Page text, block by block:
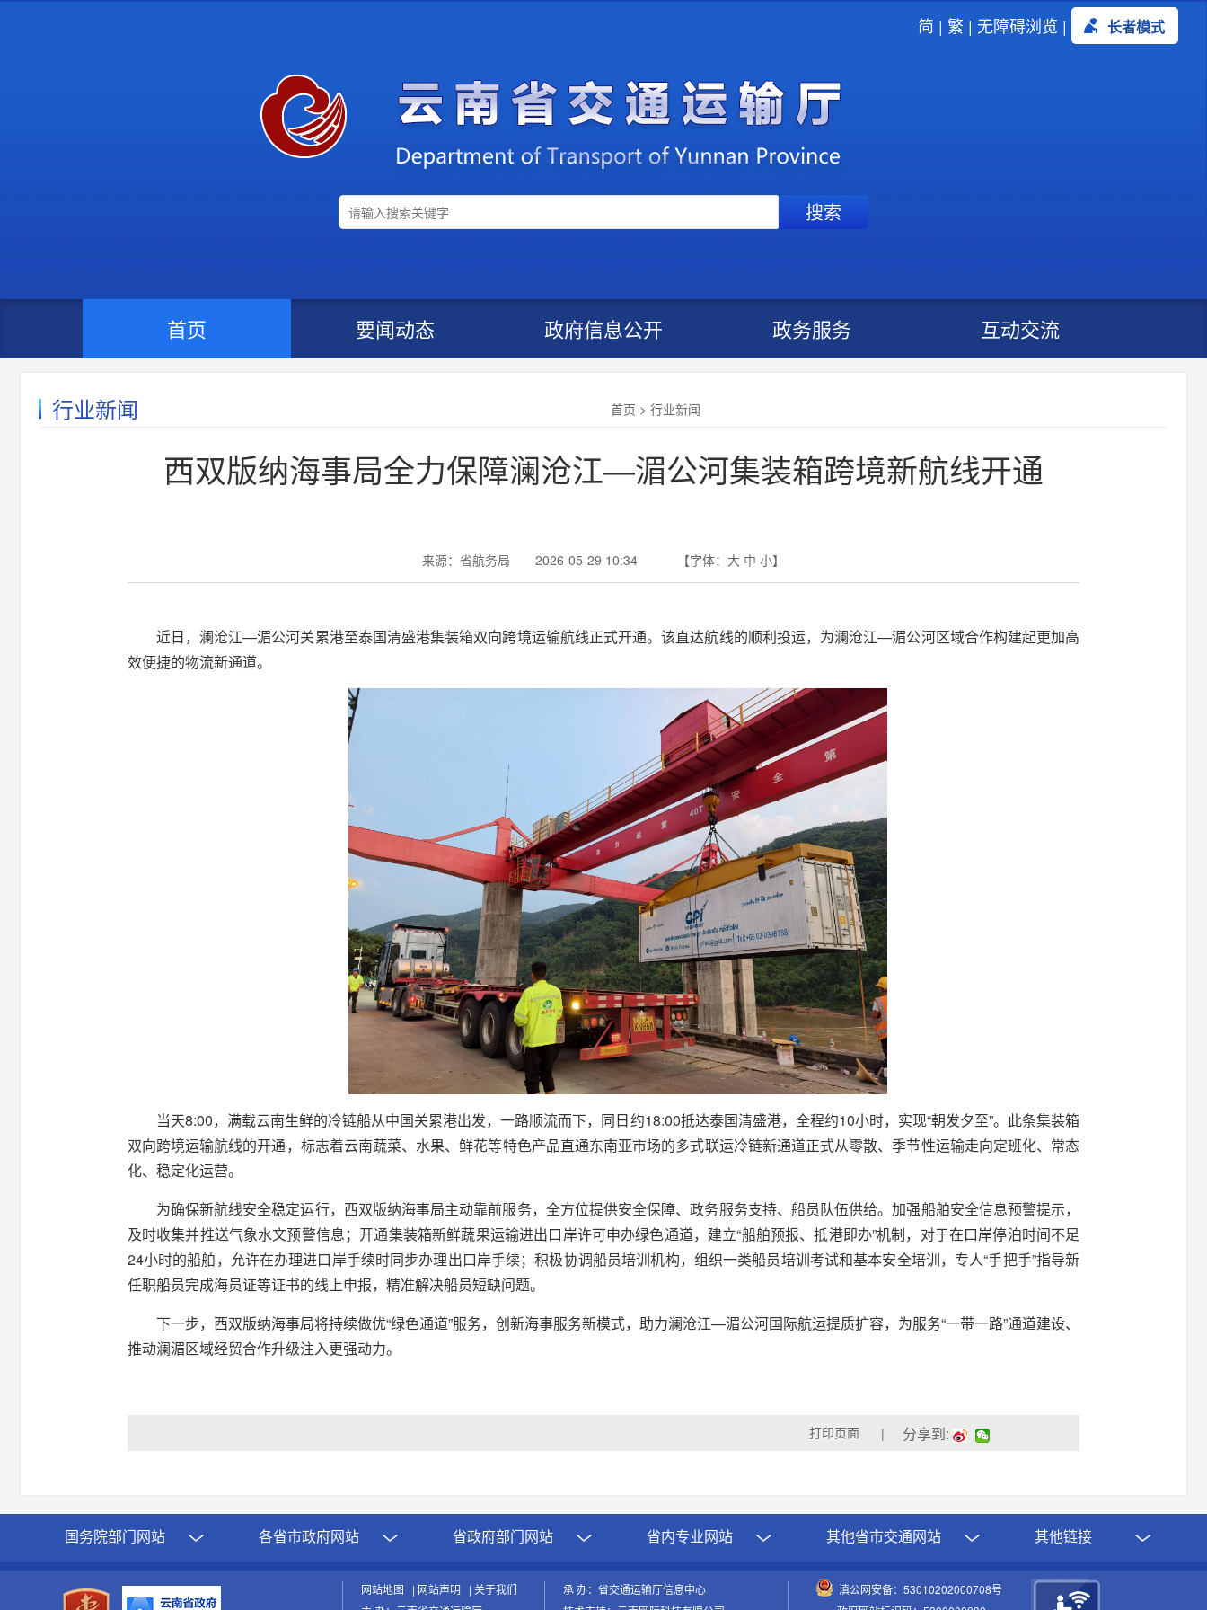
搜索
简 | 繁 | 无障碍浏览 | 长者模式
首页 要闻动态 政府信息公开 政务服务 互动交流
行业新闻 首页 > 行业新闻
西双版纳海事局全力保障澜沧江—湄公河集装箱跨境新航线开通
来源：省航务局 2026-05-29 10:34 【字体： 大 中 小】
近日，澜沧江—湄公河关累港至泰国清盛港集装箱双向跨境运输航线正式开通。该直达航线的顺利投运，为澜沧江—湄公河区域合作构建起更加高
效便捷的物流新通道。
当天8:00，满载云南生鲜的冷链船从中国关累港出发，一路顺流而下，同日约18:00抵达泰国清盛港，全程约10小时，实现“朝发夕至”。此条集装箱
双向跨境运输航线的开通，标志着云南蔬菜、水果、鲜花等特色产品直通东南亚市场的多式联运冷链新通道正式从零散、季节性运输走向定班化、常态
化、稳定化运营。
为确保新航线安全稳定运行，西双版纳海事局主动靠前服务，全方位提供安全保障、政务服务支持、船员队伍供给。加强船舶安全信息预警提示，
及时收集并推送气象水文预警信息；开通集装箱新鲜蔬果运输进出口岸许可申办绿色通道，建立“船舶预报、抵港即办”机制，对于在口岸停泊时间不足
24小时的船舶，允许在办理进口岸手续时同步办理出口岸手续；积极协调船员培训机构，组织一类船员培训考试和基本安全培训，专人“手把手”指导新
任职船员完成海员证等证书的线上申报，精准解决船员短缺问题。
下一步，西双版纳海事局将持续做优“绿色通道”服务，创新海事服务新模式，助力澜沧江—湄公河国际航运提质扩容，为服务“一带一路”通道建设、
推动澜湄区域经贸合作升级注入更强动力。
| 分享到:
国务院部门网站 各省市政府网站 省政府部门网站 省内专业网站 其他省市交通网站 其他链接
网站地图 | 网站声明 | 关于我们
承 办：省交通运输厅信息中心
滇公网安备：53010202000708号